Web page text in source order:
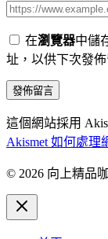
在瀏覽器中儲
址，以供下次發佈
這個網站採用
Akismet 如何處理
© 2026 向上精品